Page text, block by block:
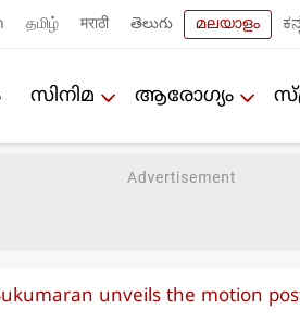
தமிழ் मराठी తెలుగు മലയാളം
സിനിമ ആരോഗ്യം
unveils the motion